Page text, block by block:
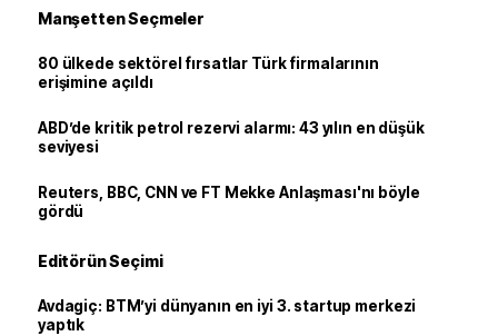
Manşetten Seçmeler
80 ülkede sektörel fırsatlar Türk firmalarının
erişimine açıldı
ABD’de kritik petrol rezervi alarmı: 43 yılın en düşük
seviyesi
Reuters, BBC, CNN ve FT Mekke Anlaşması'nı böyle
gördü
Editörün Seçimi
Avdagiç: BTM’yi dünyanın en iyi 3. startup merkezi
yaptık